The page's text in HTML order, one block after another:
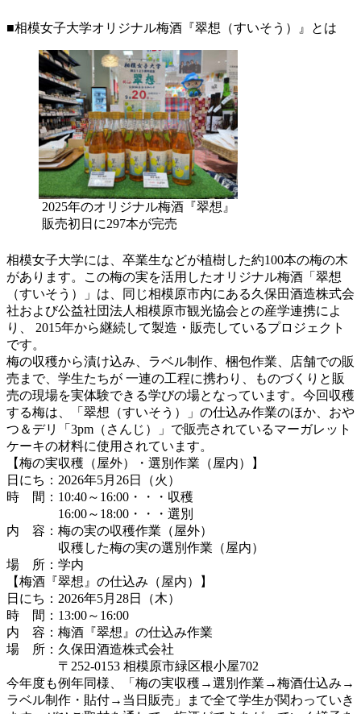
■相模女子大学オリジナル梅酒『翠想（すいそう）』とは
2025年のオリジナル梅酒『翠想』
販売初日に297本が完売
相模女子大学には、卒業生などが植樹した約100本の梅の木
があります。この梅の実を活用したオリジナル梅酒「翠想
（すいそう）」は、同じ相模原市内にある久保田酒造株式会
社および公益社団法人相模原市観光協会との産学連携によ
り、 2015年から継続して製造・販売しているプロジェクト
です。
梅の収穫から漬け込み、ラベル制作、梱包作業、店舗での販
売まで、学生たちが 一連の工程に携わり、ものづくりと販
売の現場を実体験できる学びの場となっています。今回収穫
する梅は、「翠想（すいそう）」の仕込み作業のほか、おや
つ＆デリ「3pm（さんじ）」で販売されているマーガレット
ケーキの材料に使用されています。
【梅の実収穫（屋外）・選別作業（屋内）】
日にち：2026年5月26日（火）
時 間：10:40～16:00・・・収穫
16:00～18:00・・・選別
内 容：梅の実の収穫作業（屋外）
収穫した梅の実の選別作業（屋内）
場 所：学内
【梅酒『翠想』の仕込み（屋内）】
日にち：2026年5月28日（木）
時 間：13:00～16:00
内 容：梅酒『翠想』の仕込み作業
場 所：久保田酒造株式会社
〒252-0153 相模原市緑区根小屋702
今年度も例年同様、「梅の実収穫→選別作業→梅酒仕込み→
ラベル制作・貼付→当日販売」まで全て学生が関わっていき